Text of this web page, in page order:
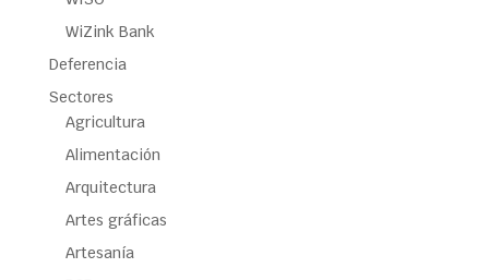
WiZink Bank
Deferencia
Sectores
Agricultura
Alimentación
Arquitectura
Artes gráficas
Artesanía